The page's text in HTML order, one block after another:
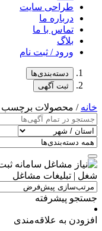
طراحی سایت
درباره ما
تماس با ما
بلاگ
ورود / ثبت نام
دسته‌بندی‌ها
ثبت آگهی
خانه / محصولات برچسب
جستجو پیشرفته
افزودن به علاقه‌مندی